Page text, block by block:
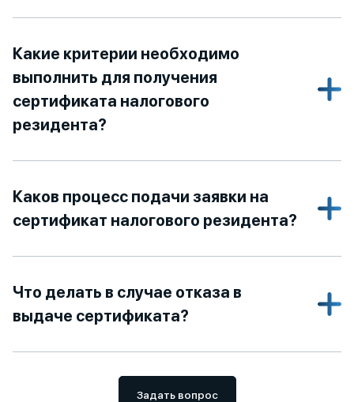
Какие критерии необходимо
выполнить для получения
сертификата налогового
резидента?
Каков процесс подачи заявки на
сертификат налогового резидента?
Что делать в случае отказа в
выдаче сертификата?
Задать вопрос